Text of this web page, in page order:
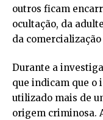
outros ficam
ocultação, da
da
Durante a
que indicam que o
utilizado mais de
origem criminosa.